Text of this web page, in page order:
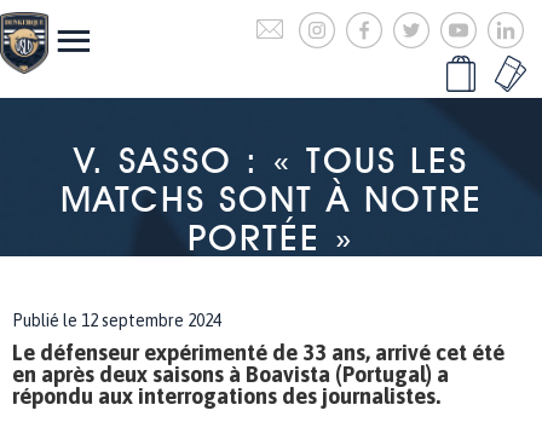
V. SASSO : « TOUS LES
MATCHS SONT À NOTRE
PORTÉE »
Publié le 12 septembre 2024
Le défenseur expérimenté de 33 ans, arrivé cet été
en après deux saisons à Boavista (Portugal) a
répondu aux interrogations des journalistes.